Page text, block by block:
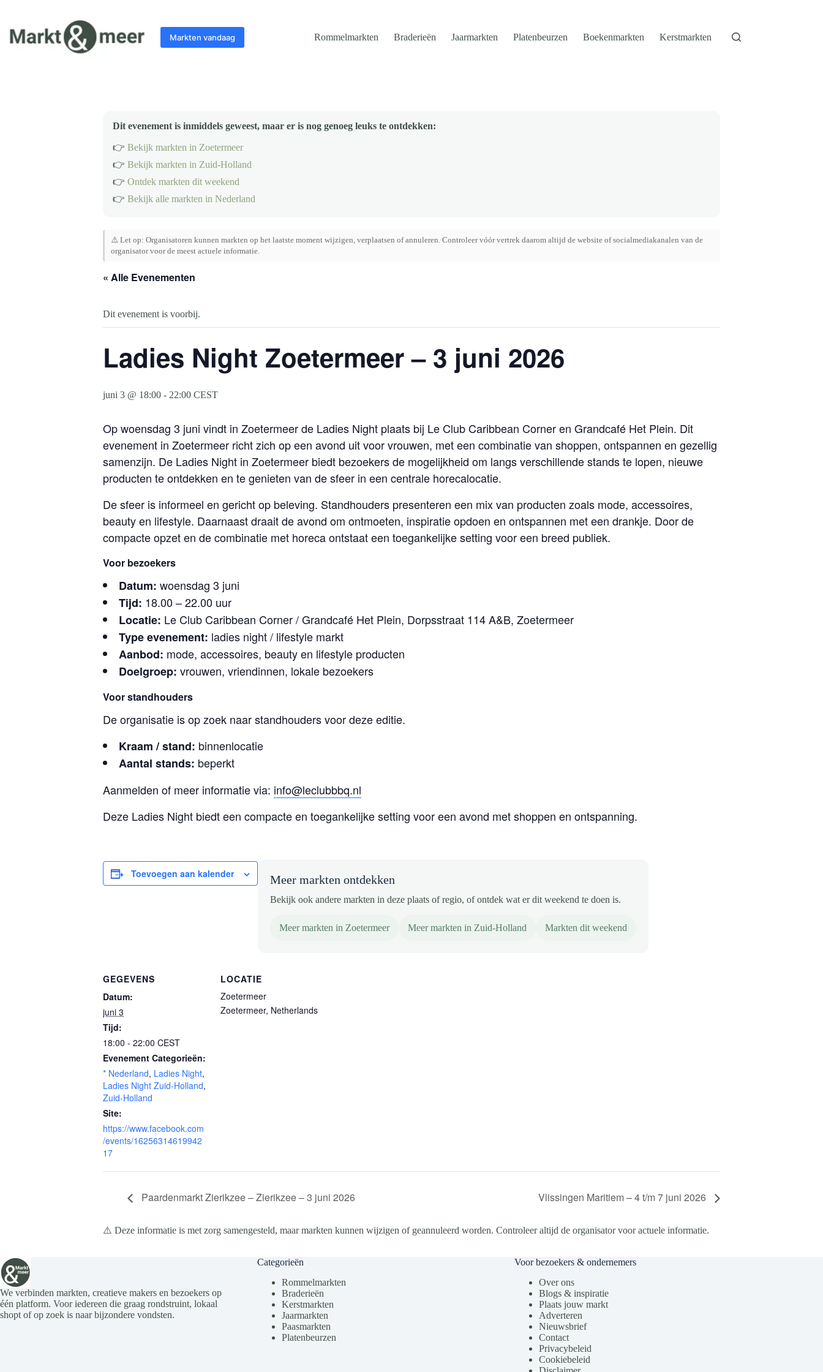
inhoud
Markten vandaag Rommelmarkten Braderieën Jaarmarkten Platenbeurzen Boekenmarkten Kerstmarkten
Dit evenement is inmiddels geweest, maar er is nog genoeg leuks te ontdekken:
👉 Bekijk markten in Zoetermeer
👉 Bekijk markten in Zuid-Holland
👉 Ontdek markten dit weekend
👉 Bekijk alle markten in Nederland
⚠️ Let op: Organisatoren kunnen markten op het laatste moment wijzigen, verplaatsen of annuleren. Controleer vóór vertrek daarom altijd de website of socialmediakanalen van de
organisator voor de meest actuele informatie.
« Alle Evenementen
Dit evenement is voorbij.
Ladies Night Zoetermeer – 3 juni 2026
juni 3 @ 18:00 - 22:00 CEST
Op woensdag 3 juni vindt in Zoetermeer de Ladies Night plaats bij Le Club Caribbean Corner en Grandcafé Het Plein. Dit
evenement in Zoetermeer richt zich op een avond uit voor vrouwen, met een combinatie van shoppen, ontspannen en gezellig
samenzijn. De Ladies Night in Zoetermeer biedt bezoekers de mogelijkheid om langs verschillende stands te lopen, nieuwe
producten te ontdekken en te genieten van de sfeer in een centrale horecalocatie.
De sfeer is informeel en gericht op beleving. Standhouders presenteren een mix van producten zoals mode, accessoires,
beauty en lifestyle. Daarnaast draait de avond om ontmoeten, inspiratie opdoen en ontspannen met een drankje. Door de
compacte opzet en de combinatie met horeca ontstaat een toegankelijke setting voor een breed publiek.
Voor bezoekers
Datum: woensdag 3 juni
Tijd: 18.00 – 22.00 uur
Locatie: Le Club Caribbean Corner / Grandcafé Het Plein, Dorpsstraat 114 A&B, Zoetermeer
Type evenement: ladies night / lifestyle markt
Aanbod: mode, accessoires, beauty en lifestyle producten
Doelgroep: vrouwen, vriendinnen, lokale bezoekers
Voor standhouders
De organisatie is op zoek naar standhouders voor deze editie.
Kraam / stand: binnenlocatie
Aantal stands: beperkt
Aanmelden of meer informatie via: info@leclubbbq.nl
Deze Ladies Night biedt een compacte en toegankelijke setting voor een avond met shoppen en ontspanning.
Toevoegen aan kalender Meer markten ontdekken
Bekijk ook andere markten in deze plaats of regio, of ontdek wat er dit weekend te doen is.
Meer markten in Zoetermeer Meer markten in Zuid-Holland Markten dit weekend
GEGEVENS
Datum:
juni 3
Tijd:
18:00 - 22:00 CEST
Evenement Categorieën:
* Nederland, Ladies Night,
Ladies Night Zuid-Holland,
Zuid-Holland
Site:
https://www.facebook.com
/events/16256314619942
17
LOCATIE
Zoetermeer
Zoetermeer, Netherlands
Paardenmarkt Zierikzee – Zierikzee – 3 juni 2026 Vlissingen Maritiem – 4 t/m 7 juni 2026
⚠️ Deze informatie is met zorg samengesteld, maar markten kunnen wijzigen of geannuleerd worden. Controleer altijd de organisator voor actuele informatie.
We verbinden markten, creatieve makers en bezoekers op
één platform. Voor iedereen die graag rondstruint, lokaal
shopt of op zoek is naar bijzondere vondsten.
Categorieën
Rommelmarkten
Braderieën
Kerstmarkten
Jaarmarkten
Paasmarkten
Platenbeurzen
Voor bezoekers & ondernemers
Over ons
Blogs & inspiratie
Plaats jouw markt
Adverteren
Nieuwsbrief
Contact
Privacybeleid
Cookiebeleid